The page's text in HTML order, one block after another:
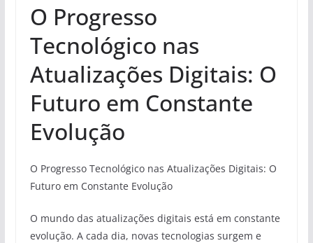
O Progresso
Tecnológico nas
Atualizações Digitais: O
Futuro em Constante
Evolução
O Progresso Tecnológico nas Atualizações Digitais: O
Futuro em Constante Evolução
O mundo das atualizações digitais está em constante
evolução. A cada dia, novas tecnologias surgem e